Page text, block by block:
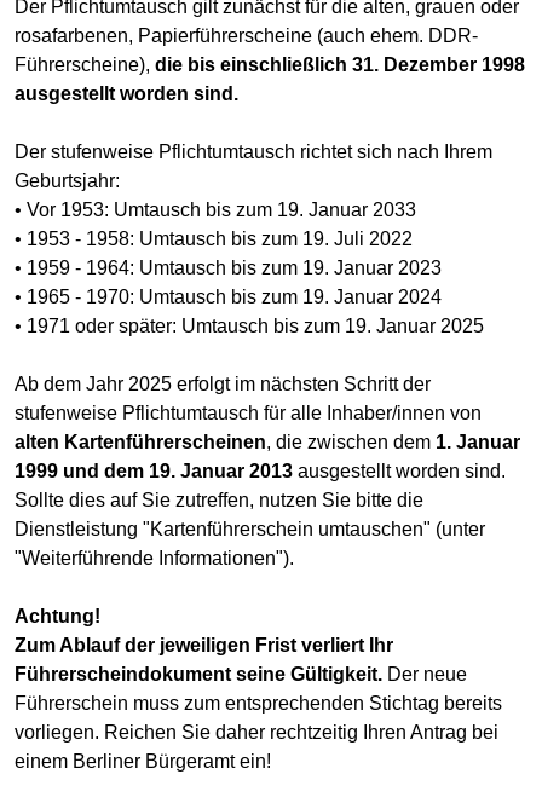
Der Pflichtumtausch gilt zunächst für die alten, grauen oder
rosafarbenen, Papierführerscheine (auch ehem. DDR-
Führerscheine), die bis einschließlich 31. Dezember 1998
ausgestellt worden sind.
Der stufenweise Pflichtumtausch richtet sich nach Ihrem
Geburtsjahr:
• Vor 1953: Umtausch bis zum 19. Januar 2033
• 1953 - 1958: Umtausch bis zum 19. Juli 2022
• 1959 - 1964: Umtausch bis zum 19. Januar 2023
• 1965 - 1970: Umtausch bis zum 19. Januar 2024
• 1971 oder später: Umtausch bis zum 19. Januar 2025
Ab dem Jahr 2025 erfolgt im nächsten Schritt der
stufenweise Pflichtumtausch für alle Inhaber/innen von
alten Kartenführerscheinen, die zwischen dem 1. Januar
1999 und dem 19. Januar 2013 ausgestellt worden sind.
Sollte dies auf Sie zutreffen, nutzen Sie bitte die
Dienstleistung "Kartenführerschein umtauschen" (unter
"Weiterführende Informationen").
Achtung!
Zum Ablauf der jeweiligen Frist verliert Ihr
Führerscheindokument seine Gültigkeit. Der neue
Führerschein muss zum entsprechenden Stichtag bereits
vorliegen. Reichen Sie daher rechtzeitig Ihren Antrag bei
einem Berliner Bürgeramt ein!